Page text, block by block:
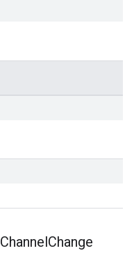
ChannelChange